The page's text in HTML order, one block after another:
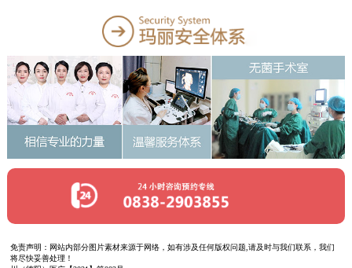
免责声明：网站内部分图片素材来源于网络，如有涉及任何版权问题,请及时与我们联系，我们
将尽快妥善处理！